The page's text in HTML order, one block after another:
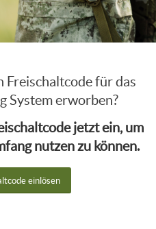
Freischaltcode für das
System erworben?
jetzt ein, um
nutzen zu können.
einlösen